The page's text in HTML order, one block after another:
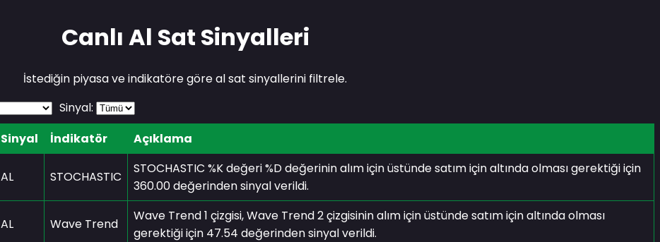
Canlı Al Sat Sinyalleri
İstediğin piyasa ve indikatöre göre al sat sinyallerini filtrele.
Sinyal:
Sinyal İndikatör
Açıklama
AL STOCHASTIC
STOCHASTIC %K değeri %D değerinin alım için üstünde satım için altında olması gerektiği için
360.00 değerinden sinyal verildi.
AL Wave Trend
Wave Trend 1 çizgisi, Wave Trend 2 çizgisinin alım için üstünde satım için altında olması
gerektiği için 47.54 değerinden sinyal verildi.